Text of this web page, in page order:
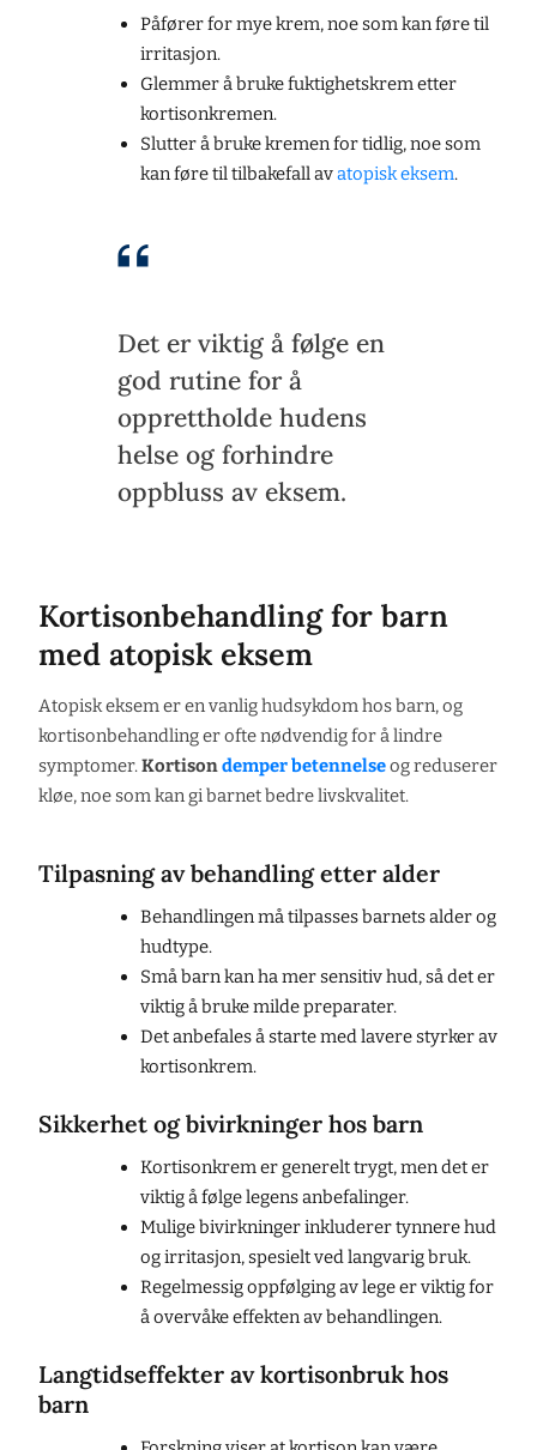
Påfører for mye krem, noe som kan føre til
irritasjon.
Glemmer å bruke fuktighetskrem etter
kortisonkremen.
Slutter å bruke kremen for tidlig, noe som
kan føre til tilbakefall avatopisk eksem.
Det er viktig å følge en
god rutine for å
opprettholde hudens
helse og forhindre
oppbluss av eksem.
Kortisonbehandling for barn
med atopisk eksem
Atopisk eksem er en vanlig hudsykdom hos barn, og
kortisonbehandling er ofte nødvendig for å lindre
symptomer.Kortisondemper betennelseog reduserer
kløe, noe som kan gi barnet bedre livskvalitet.
Tilpasning av behandling etter alder
Behandlingen må tilpasses barnets alder og
hudtype.
Små barn kan ha mer sensitiv hud, så det er
viktig å bruke milde preparater.
Det anbefales å starte med lavere styrker av
kortisonkrem.
Sikkerhet og bivirkninger hos barn
Kortisonkrem er generelt trygt, men det er
viktig å følge legens anbefalinger.
Mulige bivirkninger inkluderer tynnere hud
og irritasjon, spesielt ved langvarig bruk.
Regelmessig oppfølging av lege er viktig for
å overvåke effekten av behandlingen.
Langtidseffekter av kortisonbruk hos
barn